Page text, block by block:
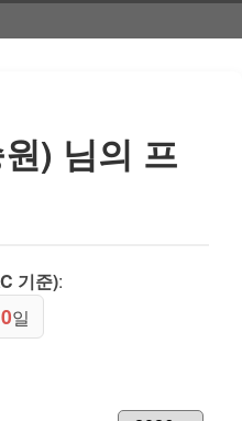
) 님의 프
기준):
0일